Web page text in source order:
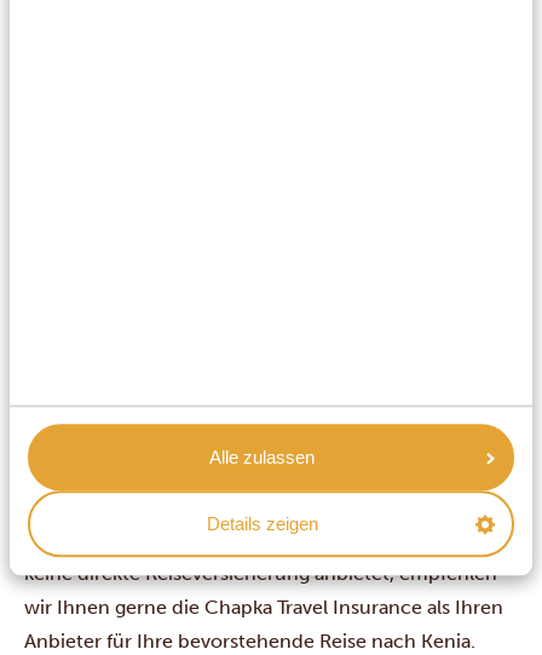
Alle zulassen
Details zeigen
Wenn es darum geht, das Abenteuer Ihrer Träume in
Kenia zu beginnen, hat Ihre Sicherheit für uns oberste
Priorität! Deshalb bitten wir alle Reisenden dringend,
vor Reiseantritt eine umfangreiche Reiseversicherung
abzuschließen. Obwohl Afrika Safari Urlaub selbst
keine direkte Reiseversicherung anbietet, empfehlen
wir Ihnen gerne die Chapka Travel Insurance als Ihren
Anbieter für Ihre bevorstehende Reise nach Kenia.